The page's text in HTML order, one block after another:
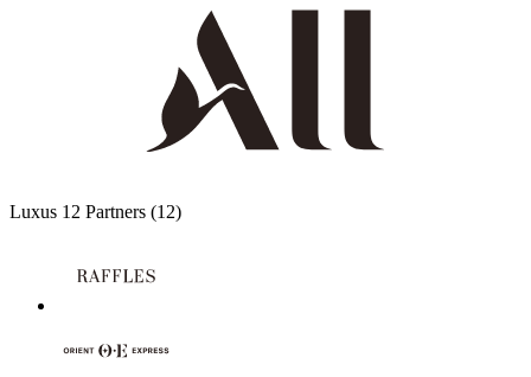
Luxus 12 Partners (12)